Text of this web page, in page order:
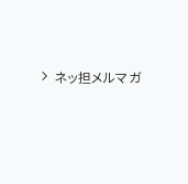
ネッ担メルマガ